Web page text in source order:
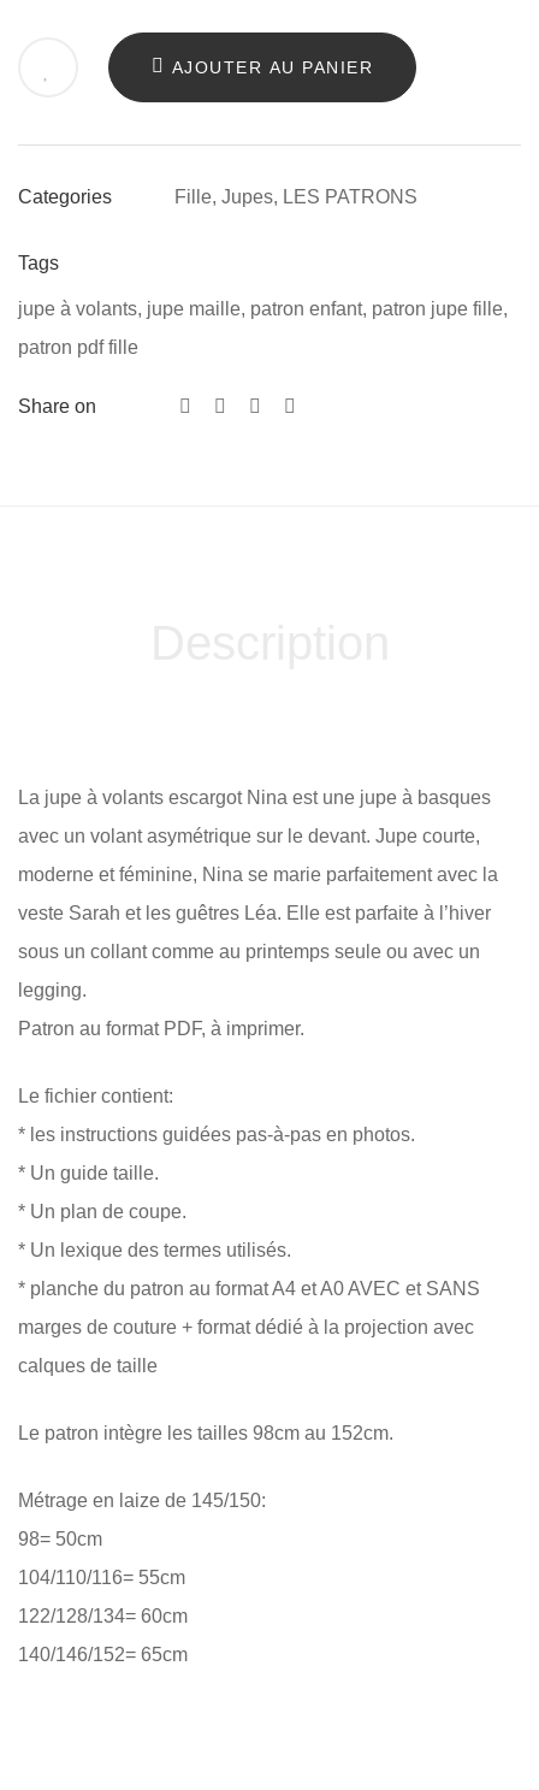
AJOUTER AU PANIER
Categories Fille,Jupes, LES PATRONS
Tags
jupe à volants, jupe maille, patron enfant, patron jupe fille,
patron pdf fille
Share on
La jupe à volants escargot Nina est une jupe à basques
avec un volant asymétrique sur le devant. Jupe courte,
moderne et féminine, Nina se marie parfaitement avec la
veste Sarah et les guêtres Léa. Elle est parfaite à l’hiver
sous un collant comme au printemps seule ou avec un
legging.
Patron au format PDF, à imprimer.
Le fichier contient:
* les instructions guidées pas-à-pas en photos.
* Un guide taille.
* Un plan de coupe.
* Un lexique des termes utilisés.
* planche du patron au format A4 et A0 AVEC et SANS
marges de couture + format dédié à la projection avec
calques de taille
Le patron intègre les tailles 98cm au 152cm.
Métrage en laize de 145/150:
98= 50cm
104/110/116= 55cm
122/128/134= 60cm
140/146/152= 65cm